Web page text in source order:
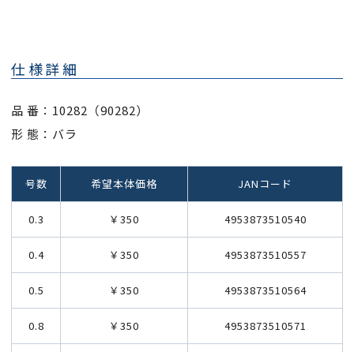
仕様詳細
品 番：10282（90282）
形 態：バラ
号数 希望本体価格 JANコード
0.3 ￥350 4953873510540
0.4 ￥350 4953873510557
0.5 ￥350 4953873510564
0.8 ￥350 4953873510571